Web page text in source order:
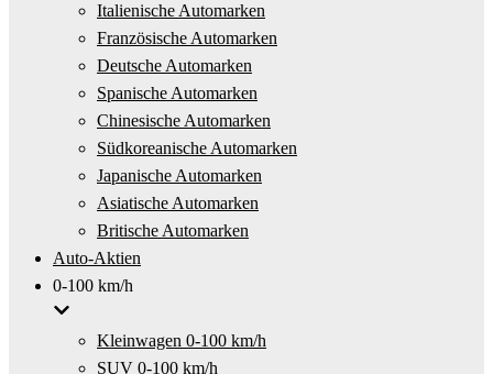
Italienische Automarken
Französische Automarken
Deutsche Automarken
Spanische Automarken
Chinesische Automarken
Südkoreanische Automarken
Japanische Automarken
Asiatische Automarken
Britische Automarken
Auto-Aktien
0-100 km/h
Kleinwagen 0-100 km/h
SUV 0-100 km/h